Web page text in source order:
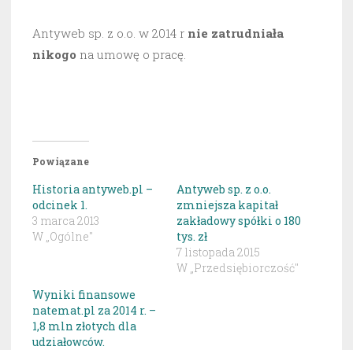
Antyweb sp. z o.o. w 2014 r nie zatrudniała
nikogo na umowę o pracę.
Powiązane
Historia antyweb.pl –
odcinek 1.
3 marca 2013
W „Ogólne"
Antyweb sp. z o.o.
zmniejsza kapitał
zakładowy spółki o 180
tys. zł
7 listopada 2015
W „Przedsiębiorczość"
Wyniki finansowe
natemat.pl za 2014 r. –
1,8 mln złotych dla
udziałowców.